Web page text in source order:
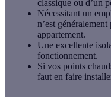
classique ou d’un
Nécessitant un
n’est
appartement.
Une excellente
fonctionnement.
Si vos points
faut en faire